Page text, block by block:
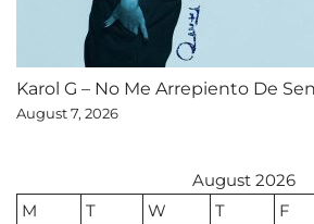
Karol G – No Me Arrepiento De
August 7, 2026
August 2026
M
T W T F